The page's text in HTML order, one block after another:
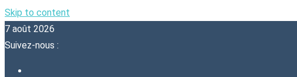
Skip to content
7 août 2026
Suivez-nous :